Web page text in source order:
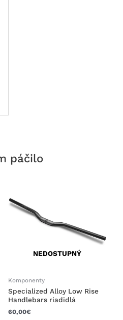
páčilo
NEDOSTUPNÝ
Komponenty
Specialized Alloy Low Rise
Handlebars riadidlá
60,00€